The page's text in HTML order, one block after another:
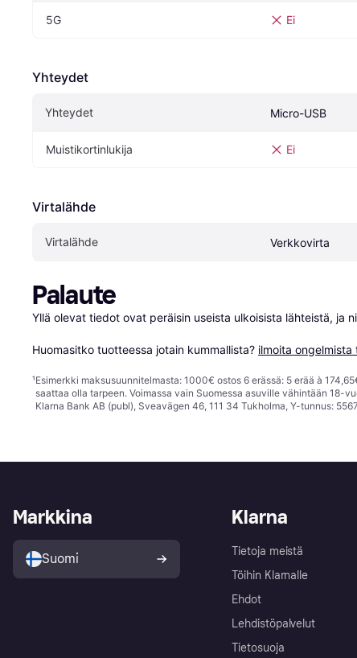
5G Ei
Yhteydet
Yhteydet Micro-USB
Muistikortinlukija Ei
Virtalähde
Virtalähde Verkkovirta
Palaute
Yllä olevat tiedot ovat peräisin useista ulkoisista lähteistä, ja
Huomasitko tuotteessa jotain kummallista? ilmoita ongelmista
¹Esimerkki maksusuunnitelmasta: 1000€ ostos 6 erässä: 5 erää à
saattaa olla tarpeen. Voimassa vain Suomessa asuville vähintään 18-
Klarna Bank AB (publ), Sveavägen 46, 111 34 Tukholma, Y-tunnus:
Klarna
Tietoja meistä
Töihin Klarnalle
Ehdot
Lehdistöpalvelut
Tietosuoja
Markkina
Suomi